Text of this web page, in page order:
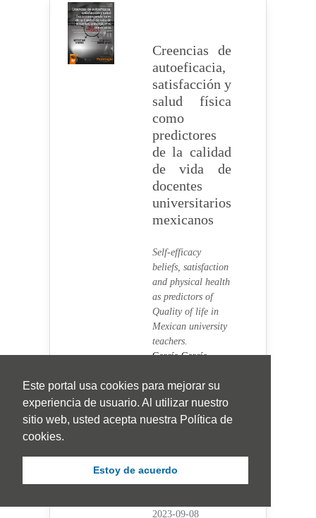
Este portal usa cookies para mejorar su
experiencia de usuario. Al utilizar nuestro
sitio web, usted acepta nuestra Política de
cookies.
Estoy de acuerdo
Creencias de
autoeficacia,
satisfacción y
salud física
como
predictores
de la calidad
de vida de
docentes
universitarios
mexicanos
Self-efficacy
beliefs, satisfaction
and physical health
as predictors of
Quality of life in
Mexican university
teachers.
García García,
Trejo García,
Felipe de Jesús ,
Carrizales
Visitas Artículo
903 |
PDF 484
2023-09-08